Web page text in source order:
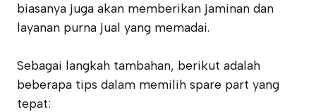
biasanya juga akan memberikan jaminan dan
layanan purna jual yang memadai.
Sebagai langkah tambahan, berikut adalah
beberapa tips dalam memilih spare part yang
tepat: